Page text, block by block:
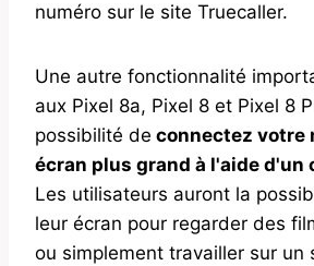
numéro sur le site Truecaller.
Une autre fonctionnalité
aux Pixel 8a, Pixel 8 et Pixel 8
possibilité de connectez votre
écran plus grand à l'aide d'un
Les utilisateurs auront la
leur écran pour regarder des
ou simplement travailler sur un